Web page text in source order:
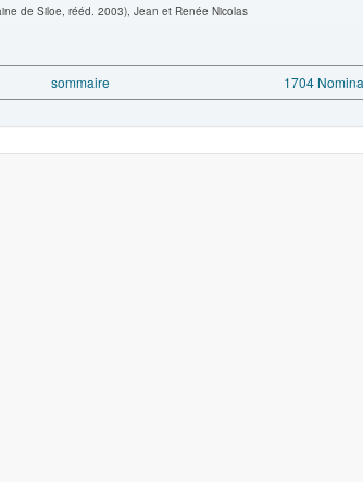
de Siloe, rééd. 2003), Jean et Renée Nicolas
sommaire 1704